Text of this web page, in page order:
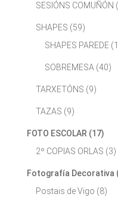
SESIÓNS COMUÑÓN
SHAPES (59)
SHAPES PAREDE
SOBREMESA (40)
TARXETÓNS (9)
TAZAS (9)
FOTO ESCOLAR (17)
2º COPIAS ORLAS (3)
Fotografía Decorativa
Postais de Vigo (8)